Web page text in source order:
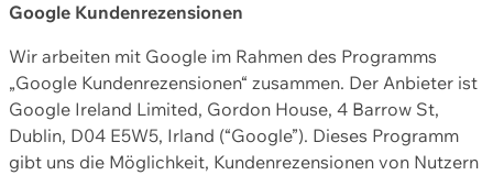
Google Kundenrezensionen
Wir arbeiten mit Google im Rahmen des Programms
„Google Kundenrezensionen“ zusammen. Der Anbieter ist
Google Ireland Limited, Gordon House, 4 Barrow St,
Dublin, D04 E5W5, Irland (“Google”). Dieses Programm
gibt uns die Möglichkeit, Kundenrezensionen von Nutzern